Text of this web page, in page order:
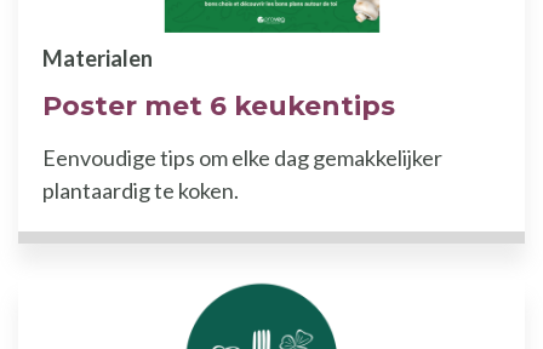
Poster met 6 keukentips
Materialen
Eenvoudige tips om elke dag gemakkelijker
plantaardig te koken.